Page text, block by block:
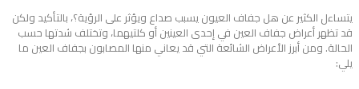
يتساءل الكثير عن هل جفاف العيون يسبب صداع ويؤثر على الرؤية؟، بالتأكيد ولكن
قد تظهر أعراض جفاف العين في إحدى العينين أو كلتيهما، وتختلف شدتها حسب
الحالة. ومن أبرز الأعراض الشائعة التي قد يعاني منها المصابون بجفاف العين ما
يلي: